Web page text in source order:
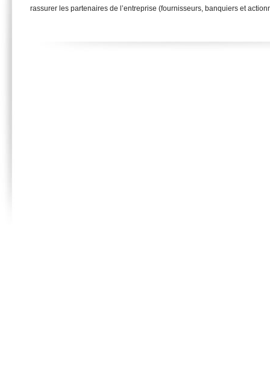
rassurer les partenaires de l’entreprise (fournisseurs, banquiers et